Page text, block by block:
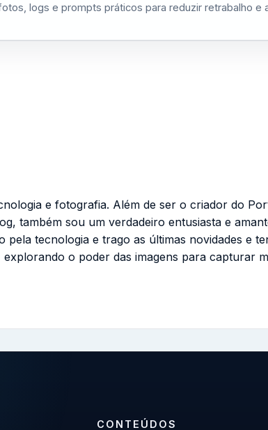
logs e prompts práticos para reduzir retrabalho e
e fotografia. Além de ser o criador do
também sou um verdadeiro entusiasta e
tecnologia e trago as últimas novidades e
o poder das imagens para capturar
CONTEÚDOS